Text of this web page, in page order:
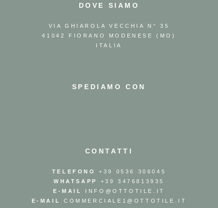
DOVE SIAMO
VIA GHIAROLA VECCHIA N° 35
41042 FIORANO MODENESE (MO)
ITALIA
SPEDIAMO CON
CONTATTI
TELEFONO
+39 0536 306045
WHATSAPP
+39 3476813935
E-MAIL
INFO@OTTOTILE.IT
E-MAIL
COMMERCIALE1@OTTOTILE.IT